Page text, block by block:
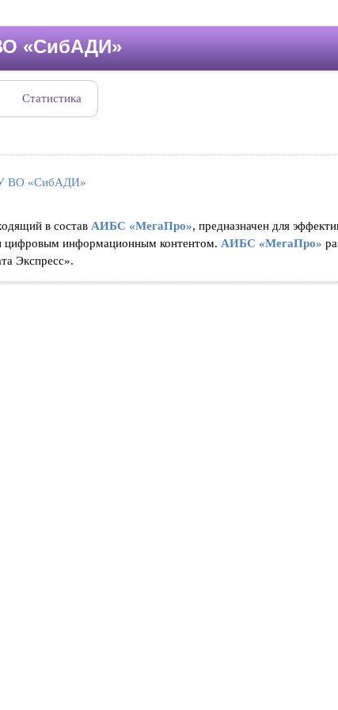
«СибАДИ»
Статистика
ВО «СибАДИ»
в состав АИБС «МегаПро», предназначен для
цифровым информационным контентом. АИБС «МегаПро»
Экспресс».